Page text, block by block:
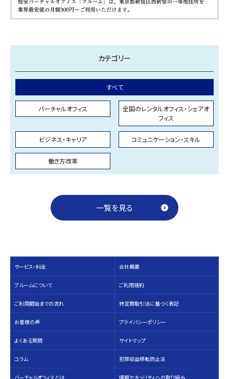
カテゴリー
すべて
バーチャルオフィス
全国のレンタルオフィス・シェアオ
フィス
ビジネス・キャリア コミュニケーション・スキル
働き方改革
一覧を見る
サービス・料⾦
ブルームについて
ご利用開始までの流れ
お客様の声
よくある質問
コラム
バーチャルオフィスとは
会社概要
ご利用規約
特定商取引法に基づく表記
プライバシーポリシー
サイトマップ
犯罪収益移転防止法
情報セキュリティへの取り組み